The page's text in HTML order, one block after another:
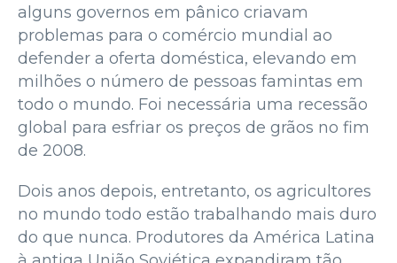
alguns governos em pânico criavam
problemas para o comércio mundial ao
defender a oferta doméstica, elevando em
milhões o número de pessoas famintas em
todo o mundo. Foi necessária uma recessão
global para esfriar os preços de grãos no fim
de 2008.
Dois anos depois, entretanto, os agricultores
no mundo todo estão trabalhando mais duro
do que nunca. Produtores da América Latina